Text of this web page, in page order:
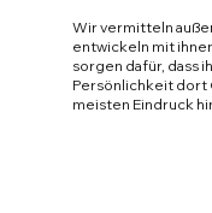
Wir vermitteln
entwickeln mit
sorgen dafür, dass
Persönlichkeit dort
meisten Eindruck